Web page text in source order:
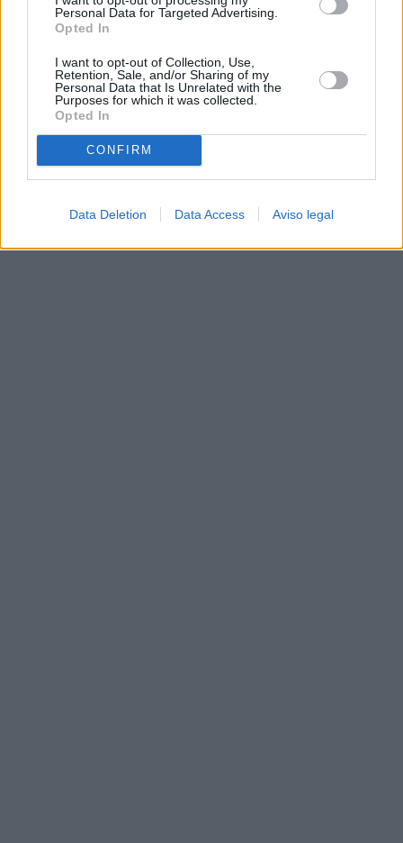
Personal Data for Targeted Advertising.
Opted In
I want to opt-out of Collection, Use,
Retention, Sale, and/or Sharing of my
Personal Data that Is Unrelated with the
Purposes for which it was collected.
Opted In
CONFIRM
Data Deletion Data Access Aviso legal